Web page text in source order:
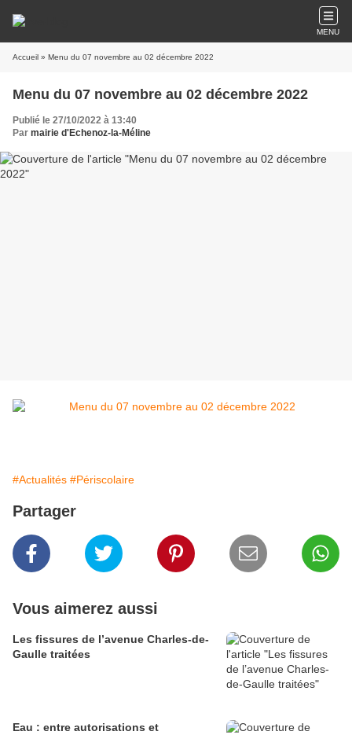
MENU
Accueil » Menu du 07 novembre au 02 décembre 2022
Menu du 07 novembre au 02 décembre 2022
Publié le 27/10/2022 à 13:40
Par mairie d'Echenoz-la-Méline
#Actualités #Périscolaire
Partager
Vous aimerez aussi
Les fissures de l’avenue Charles-de-
Gaulle traitées
Eau : entre autorisations et